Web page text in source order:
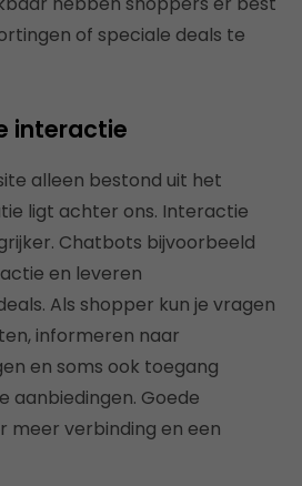
of speciale deals te
interactie
alleen bestond uit het
ligt achter ons. Interactie
Chatbots bijvoorbeeld
en leveren
Als shopper kun je vragen
informeren naar
en soms ook toegang
aanbiedingen. Goede
meer verbinding en een